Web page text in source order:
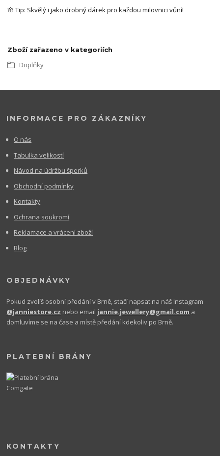
🌸 Tip: Skvělý i jako drobný dárek pro každou milovnici vůní!
Zboží zařazeno v kategoriích
Doplňky
INFORMACE PRO ZÁKAZNÍKY
O nás
Tabulka velikostí
Návod na údržbu šperků
Obchodní podmínky
Kontakty
Ochrana soukromí
Reklamace a vrácení zboží
Blog
OBJEDNÁVKY
Pokud zvolíš osobní předání v Brně, stačí napsat na náš Instagram
@janniestore.cz nebo email jannie.jewellery@gmail.com a
domluvíme se na čase a místě předání kdekoliv po Brně.
PLATEBNÍ BRÁNY
KONTAKTY